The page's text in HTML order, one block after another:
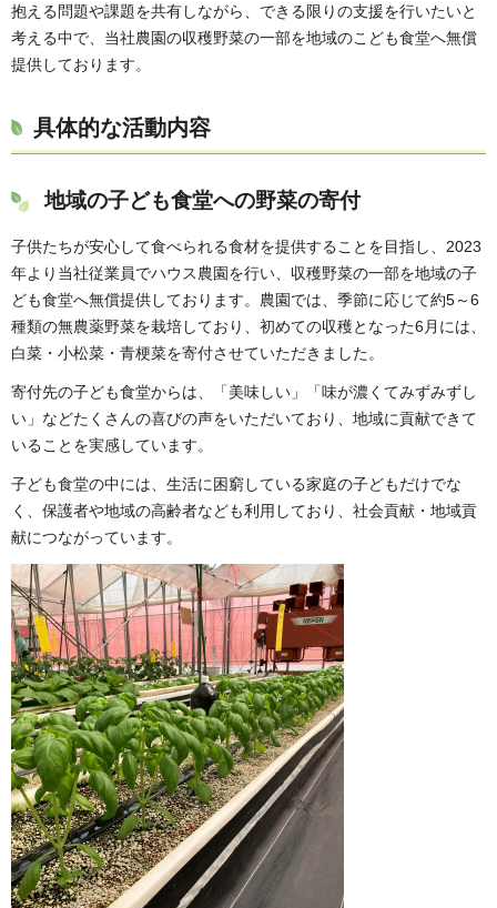
抱える問題や課題を共有しながら、できる限りの支援を行いたいと
考える中で、当社農園の収穫野菜の一部を地域のこども食堂へ無償
提供しております。
具体的な活動内容
地域の子ども食堂への野菜の寄付
子供たちが安心して食べられる食材を提供することを目指し、2023
年より当社従業員でハウス農園を行い、収穫野菜の一部を地域の子
ども食堂へ無償提供しております。農園では、季節に応じて約5～6
種類の無農薬野菜を栽培しており、初めての収穫となった6月には、
白菜・小松菜・青梗菜を寄付させていただきました。
寄付先の子ども食堂からは、「美味しい」「味が濃くてみずみずし
い」などたくさんの喜びの声をいただいており、地域に貢献できて
いることを実感しています。
子ども食堂の中には、生活に困窮している家庭の子どもだけでな
く、保護者や地域の高齢者なども利用しており、社会貢献・地域貢
献につながっています。